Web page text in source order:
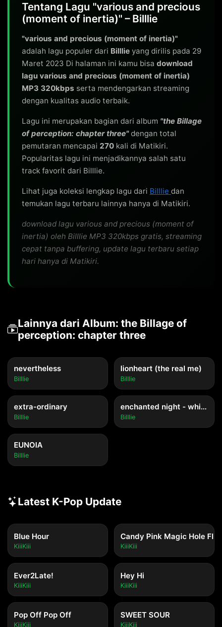
Tentang Lagu "various and precious
(moment of inertia)" – Billlie
"various and precious (moment of inertia)"
adalah lagu populer dari Billlie yang dirilis pada 29
Maret 2023 Di halaman ini kamu bisa download
lagu various and precious (moment of inertia)
MP3 320kbps serta mendengarkan streaming
dengan kualitas audio terbaik.
Lagu ini merupakan bagian dari album "the Billage
of perception: chapter three"dengan total
pemutaran mencapai 270 kali di Matikiri.
Popularitas lagu ini menjadikannya salah satu
track favorit dari Billlie.
Lihat juga koleksi lengkap lagu dari Billlie dan
temukan lagu terbaru lainnya hanya di Matikiri.
download lagu various and precious (moment of
inertia) oleh Billlie MP3 320kbps gratis, streaming
cepat tanpa buffering, update lagu terbaru setiap
hari hanya di Matikiri.
Lainnya dari Album: the Billage of
perception: chapter three
nevertheless
Billlie
lionheart (the real me)
Billlie
extra-ordinary
Billlie
enchanted night - white night
Billlie
EUNOIA
Billlie
Latest K-Pop Update
Blue Hour
KiiiKiii
Candy Pink Magic Hole Flip
KiiiKiii
Ever2Late!
KiiiKiii
Hey Hi
KiiiKiii
Pop Off Pop Off
KiiiKiii
SWEET SOUR
KiiiKiii